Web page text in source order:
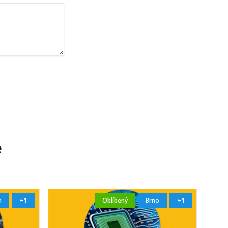
+1 Oblíbený Brno +1